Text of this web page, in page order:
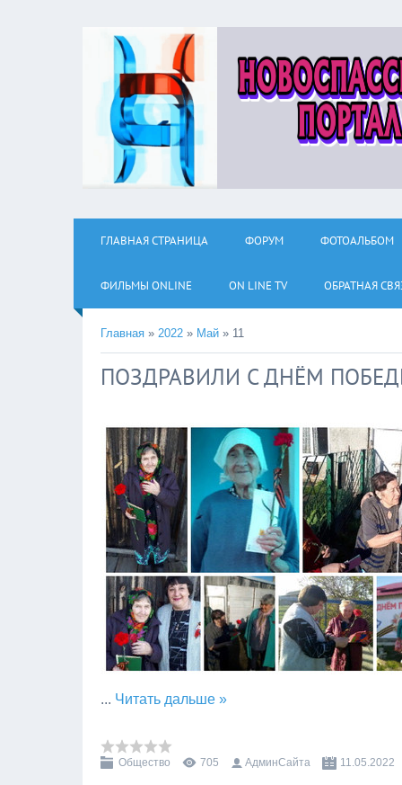
ГЛАВНАЯ СТРАНИЦА ФОРУМ ФОТОАЛЬБОМ
ФИЛЬМЫ ОNLINE ON LINE TV ОБРАТНАЯ
Главная » 2022 » Май » 11
ПОЗДРАВИЛИ С ДНЁМ
... Читать дальше »
Общество 705 АдминСайта 11.05.2022